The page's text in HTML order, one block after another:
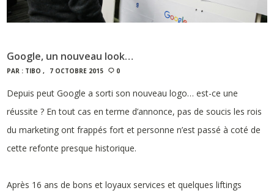
Google, un nouveau look…
PAR : TIBO 7 OCTOBRE 2015 0
Depuis peut Google a sorti son nouveau logo… est-ce une
réussite ? En tout cas en terme d’annonce, pas de soucis les rois
du marketing ont frappés fort et personne n’est passé à coté de
cette refonte presque historique.
Après 16 ans de bons et loyaux services et quelques liftings